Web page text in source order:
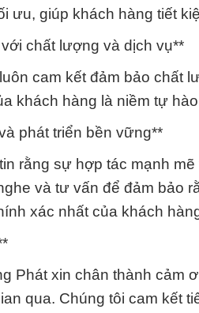
ưu, giúp khách hàng tiết
chất lượng và dịch vụ**
cam kết đảm bảo chất
khách hàng là niềm tự
phát triển bền vững**
rằng sự hợp tác mạnh
và tư vấn để đảm bảo
xác nhất của khách
Phát xin chân thành cảm
qua. Chúng tôi cam kết